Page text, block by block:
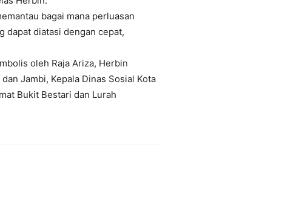
bagai mana perluasan
dapat diatasi dengan cepat,
oleh Raja Ariza, Herbin
Jambi, Kepala Dinas Sosial Kota
Bukit Bestari dan Lurah